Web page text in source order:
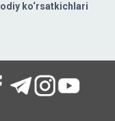
ko‘rsatkichlari